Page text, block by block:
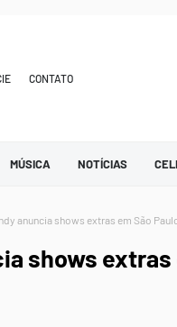
CONTATO
MÚSICA NOTÍCIAS
anuncia shows extras em São
shows